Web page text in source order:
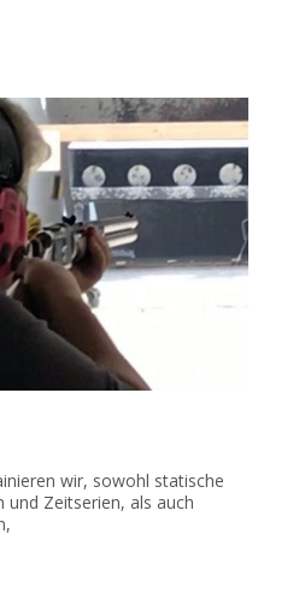
wir, sowohl statische
und Zeitserien, als auch